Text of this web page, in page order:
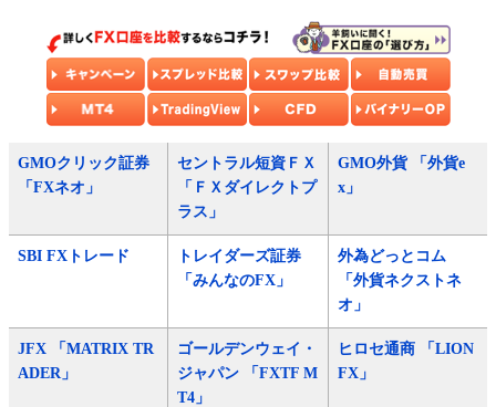
GMOクリック証券
「FXネオ」
セントラル短資ＦＸ
「ＦＸダイレクトプ
ラス」
GMO外貨 「外貨e
x」
SBI FXトレード
トレイダーズ証券
「みんなのFX」
外為どっとコム
「外貨ネクストネ
オ」
JFX 「MATRIX TR
ADER」
ゴールデンウェイ・
ジャパン 「FXTF M
T4」
ヒロセ通商 「LION
FX」